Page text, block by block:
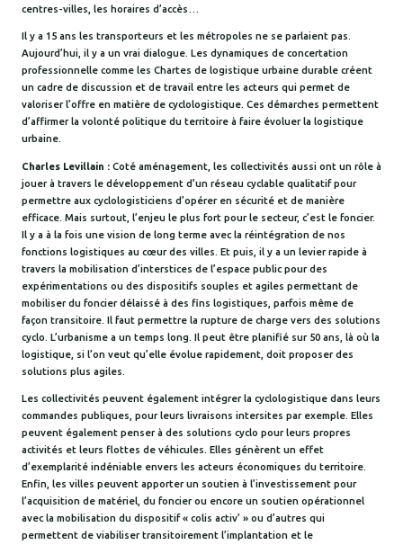
centres-villes, les horaires d’accès…
Il y a 15 ans les transporteurs et les métropoles ne se parlaient pas.
Aujourd’hui, il y a un vrai dialogue. Les dynamiques de concertation
professionnelle comme les Chartes de logistique urbaine durable créent
un cadre de discussion et de travail entre les acteurs qui permet de
valoriser l’offre en matière de cyclologistique. Ces démarches permettent
d’affirmer la volonté politique du territoire à faire évoluer la logistique
urbaine.
Charles Levillain : Coté aménagement, les collectivités aussi ont un rôle à
jouer à travers le développement d’un réseau cyclable qualitatif pour
permettre aux cyclologisticiens d’opérer en sécurité et de manière
efficace. Mais surtout, l’enjeu le plus fort pour le secteur, c’est le foncier.
Il y a à la fois une vision de long terme avec la réintégration de nos
fonctions logistiques au cœur des villes. Et puis, il y a un levier rapide à
travers la mobilisation d’interstices de l’espace public pour des
expérimentations ou des dispositifs souples et agiles permettant de
mobiliser du foncier délaissé à des fins logistiques, parfois même de
façon transitoire. Il faut permettre la rupture de charge vers des solutions
cyclo. L’urbanisme a un temps long. Il peut être planifié sur 50 ans, là où la
logistique, si l’on veut qu’elle évolue rapidement, doit proposer des
solutions plus agiles.
Les collectivités peuvent également intégrer la cyclologistique dans leurs
commandes publiques, pour leurs livraisons intersites par exemple. Elles
peuvent également penser à des solutions cyclo pour leurs propres
activités et leurs flottes de véhicules. Elles génèrent un effet
d’exemplarité indéniable envers les acteurs économiques du territoire.
Enfin, les villes peuvent apporter un soutien à l’investissement pour
l’acquisition de matériel, du foncier ou encore un soutien opérationnel
avec la mobilisation du dispositif « colis activ’ » ou d’autres qui
permettent de viabiliser transitoirement l’implantation et le